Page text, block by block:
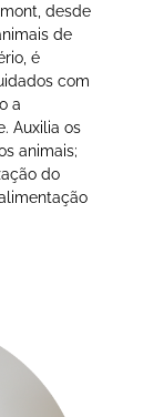
desde
de
é
com
a
Auxilia os
animais;
do